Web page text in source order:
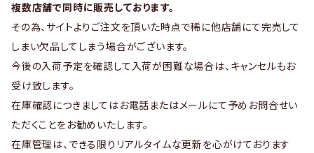
複数店舗で同時に販売しております。
その為、サイトよりご注文を頂いた時点で稀に他店舗にて完売して
しまい欠品してしまう場合がございます。
今後の入荷予定を確認して入荷が困難な場合は、キャンセルもお
受け致します。
在庫確認につきましてはお電話またはメールにて予めお問合せい
ただくことをお勧めいたします。
在庫管理は、できる限りリアルタイムな更新を心がけております